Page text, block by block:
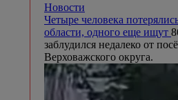
Новости
Четыре человека
области, одного еще ищут
заблудился недалеко от
Верховажского округа.